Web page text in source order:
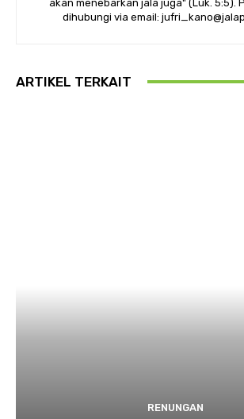
akan menebarkan jala juga" (Luk. 5:5).
dihubungi via email:
ARTIKEL TERKAIT
RENUNGAN